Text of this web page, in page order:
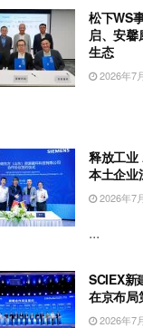
松下WS
启、安馨
生态
2026年7
释放工业
本土企业
2026年7
...
SCIEX新
在京布局
2026年7